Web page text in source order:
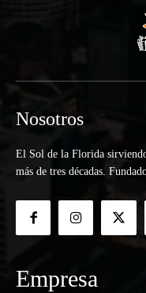
Nosotros
El Sol de la Florida
más de tres décadas.
Empresa